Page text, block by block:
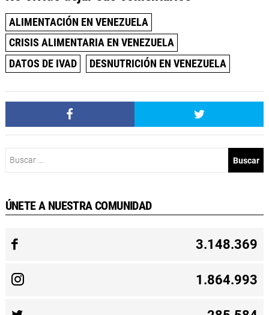
ALIMENTACIÓN EN VENEZUELA
CRISIS ALIMENTARIA EN VENEZUELA
DATOS DE IVAD
DESNUTRICIÓN EN VENEZUELA
ÚNETE A NUESTRA COMUNIDAD
3.148.369
1.864.993